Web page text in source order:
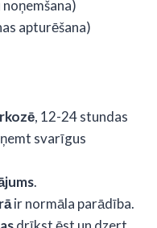
noņemšana)
apturēšana)
, 12-24 stundas
svarīgus
.
ir normāla parādība.